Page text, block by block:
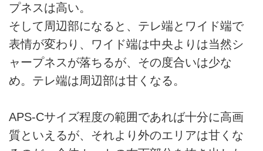
プネスは高い。
そして周辺部になると、テレ端とワイド端で
表情が変わり、ワイド端は中央よりは当然シ
ャープネスが落ちるが、その度合いは少な
め。テレ端は周辺部は甘くなる。
APS-Cサイズ程度の範囲であれば十分に高画
質といえるが、それより外のエリアは甘くな